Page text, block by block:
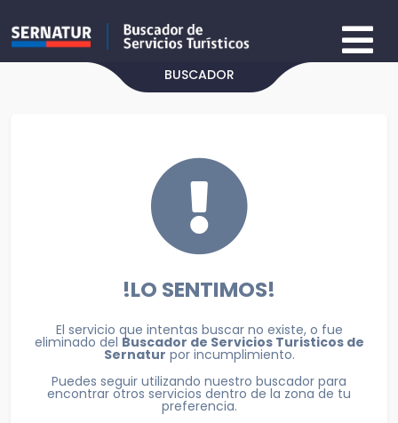
BUSCADOR
!LO SENTIMOS!
El servicio que intentas buscar no existe, o fue
eliminado del Buscador de Servicios Turisticos de
Sernatur por incumplimiento.
Puedes seguir utilizando nuestro buscador para
encontrar otros servicios dentro de la zona de tu
preferencia.